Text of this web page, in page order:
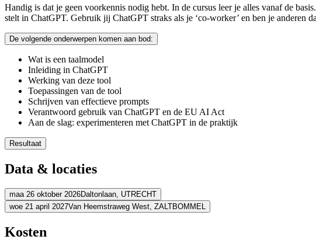
Handig is dat je geen voorkennis nodig hebt. In de cursus leer je alles vanaf de
stelt in ChatGPT. Gebruik jij ChatGPT straks als je ‘co-worker’ en ben je anderen
De volgende onderwerpen komen aan bod:
Wat is een taalmodel
Inleiding in ChatGPT
Werking van deze tool
Toepassingen van de tool
Schrijven van effectieve prompts
Verantwoord gebruik van ChatGPT en de EU AI Act
Aan de slag: experimenteren met ChatGPT in de praktijk
Resultaat
Je begrijpt de basiswerking van deze AI-tool
Je kent de mogelijkheden en weet waarvoor je de tool kunt gebruiken
Je begrijpt de basis van prompt engineering en kunt effectieve prompts
Je bent je bewust van de EU AI Act en weet wat verantwoord gebruik van
Data & locaties
maa 26 oktober 2026Daltonlaan, UTRECHT
Adres
BCN Utrecht (Daltonlaan)
woe 21 april 2027Van Heemstraweg West, ZALTBOMMEL
Adres
Kosten